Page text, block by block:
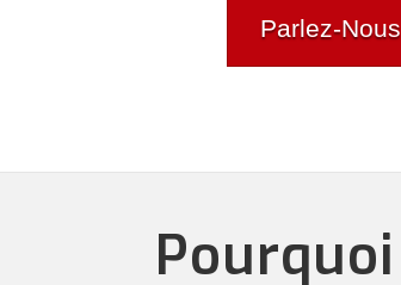
Parlez-